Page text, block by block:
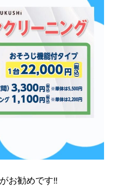
お勧めです‼︎